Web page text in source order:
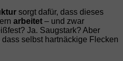
sorgt dafür, dass dieses
arbeitet – und zwar
Ja. Saugstark? Aber
selbst hartnäckige Flecken